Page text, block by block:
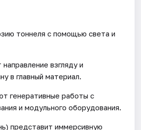
тоннеля с помощью света и
взгляду и
в главный материал.
генеративные работы с
и модульного оборудования.
представит иммерсивную